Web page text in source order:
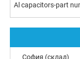
Al capacitors-part
София (склад)